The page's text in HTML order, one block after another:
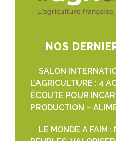
NOS
SALON
L’AGRICULTURE : 4
ÉCOUTE POUR
PRODUCTION –
LE MONDE A FAIM :